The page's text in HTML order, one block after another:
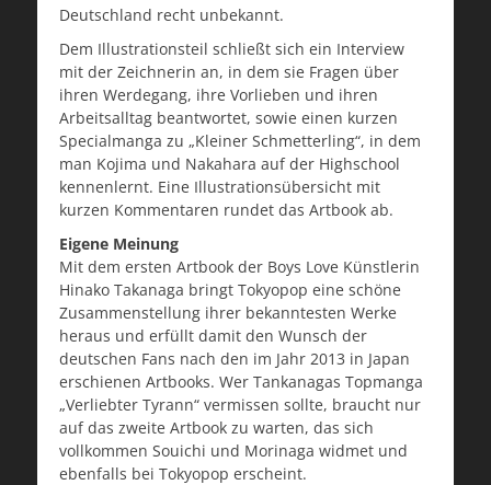
Deutschland recht unbekannt.
Dem Illustrationsteil schließt sich ein Interview
mit der Zeichnerin an, in dem sie Fragen über
ihren Werdegang, ihre Vorlieben und ihren
Arbeitsalltag beantwortet, sowie einen kurzen
Specialmanga zu „Kleiner Schmetterling“, in dem
man Kojima und Nakahara auf der Highschool
kennenlernt. Eine Illustrationsübersicht mit
kurzen Kommentaren rundet das Artbook ab.
Eigene Meinung
Mit dem ersten Artbook der Boys Love Künstlerin
Hinako Takanaga bringt Tokyopop eine schöne
Zusammenstellung ihrer bekanntesten Werke
heraus und erfüllt damit den Wunsch der
deutschen Fans nach den im Jahr 2013 in Japan
erschienen Artbooks. Wer Tankanagas Topmanga
„Verliebter Tyrann“ vermissen sollte, braucht nur
auf das zweite Artbook zu warten, das sich
vollkommen Souichi und Morinaga widmet und
ebenfalls bei Tokyopop erscheint.